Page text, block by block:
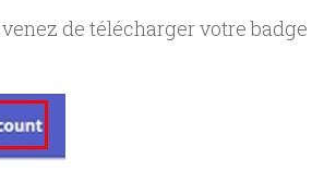
de télécharger votre badge